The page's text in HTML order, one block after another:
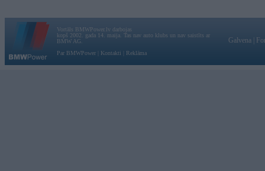
Vortāls BMWPower.lv darbojas
kopš 2002. gada 14. maija. Tas nav auto klubs un nav saistīts ar
BMW AG.
Par BMWPower
Kontakti Reklāma
Galvena